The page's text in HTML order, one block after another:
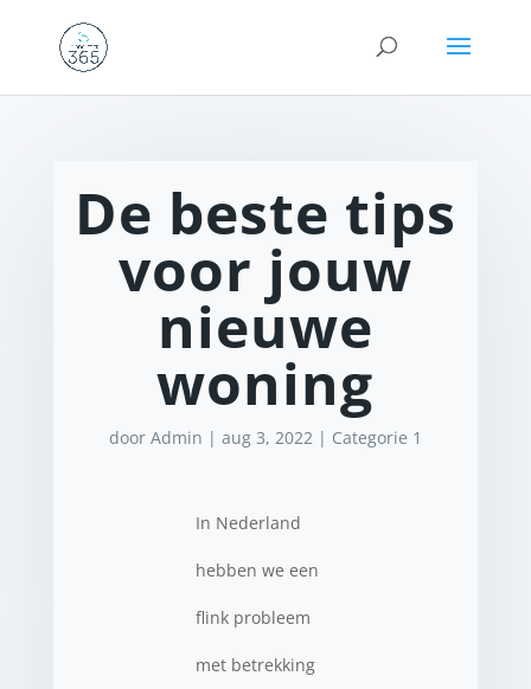
De beste tips
voor jouw
nieuwe
woning
door Admin | aug 3, 2022| Categorie 1
In Nederland
hebben we een
flink probleem
met betrekking